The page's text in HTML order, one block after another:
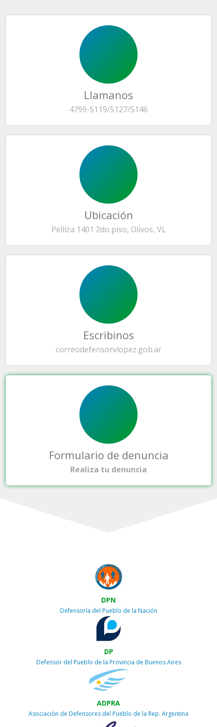
Llamanos
4799-5119/5127/5146
Ubicación
Pelliza 1401 2do piso, Olivos, VL
Escribinos
correodefensorvlopez.gob.ar
Formulario de denuncia
Realiza tu denuncia
DPN
Defensoría del Pueblo de la Nación
DP
Defensor del Pueblo de la Provincia de Buenos Aires
ADPRA
Asociación de Defensores del Pueblo de la Rep. Argentina